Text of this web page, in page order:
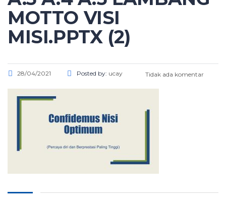
MOTTO VISI
MISI.PPTX (2)
28/04/2021 Posted by: ucay Tidak ada komentar